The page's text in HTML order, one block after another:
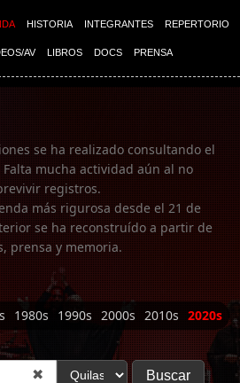
HISTORIA INTEGRANTES REPERTORIO
AV LIBROS DOCS PRENSA
se ha realizado consultando el
mucha actividad aún al no
registros.
más rigurosa desde el 21 de
se ha reconstruído a partir de
prensa y memoria.
1980s 1990s 2000s 2010s 2020s
✖